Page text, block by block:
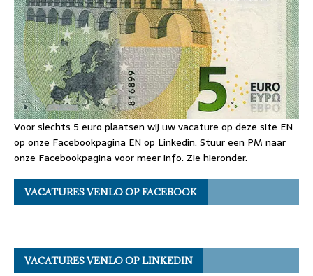
Voor slechts 5 euro plaatsen wij uw vacature op deze site EN
op onze Facebookpagina EN op Linkedin. Stuur een PM naar
onze Facebookpagina voor meer info. Zie hieronder.
VACATURES VENLO OP FACEBOOK
VACATURES VENLO OP LINKEDIN